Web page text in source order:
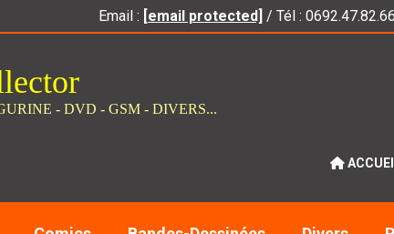
Email : [email protected] / Tél :
- DVD - GSM - DIVERS...